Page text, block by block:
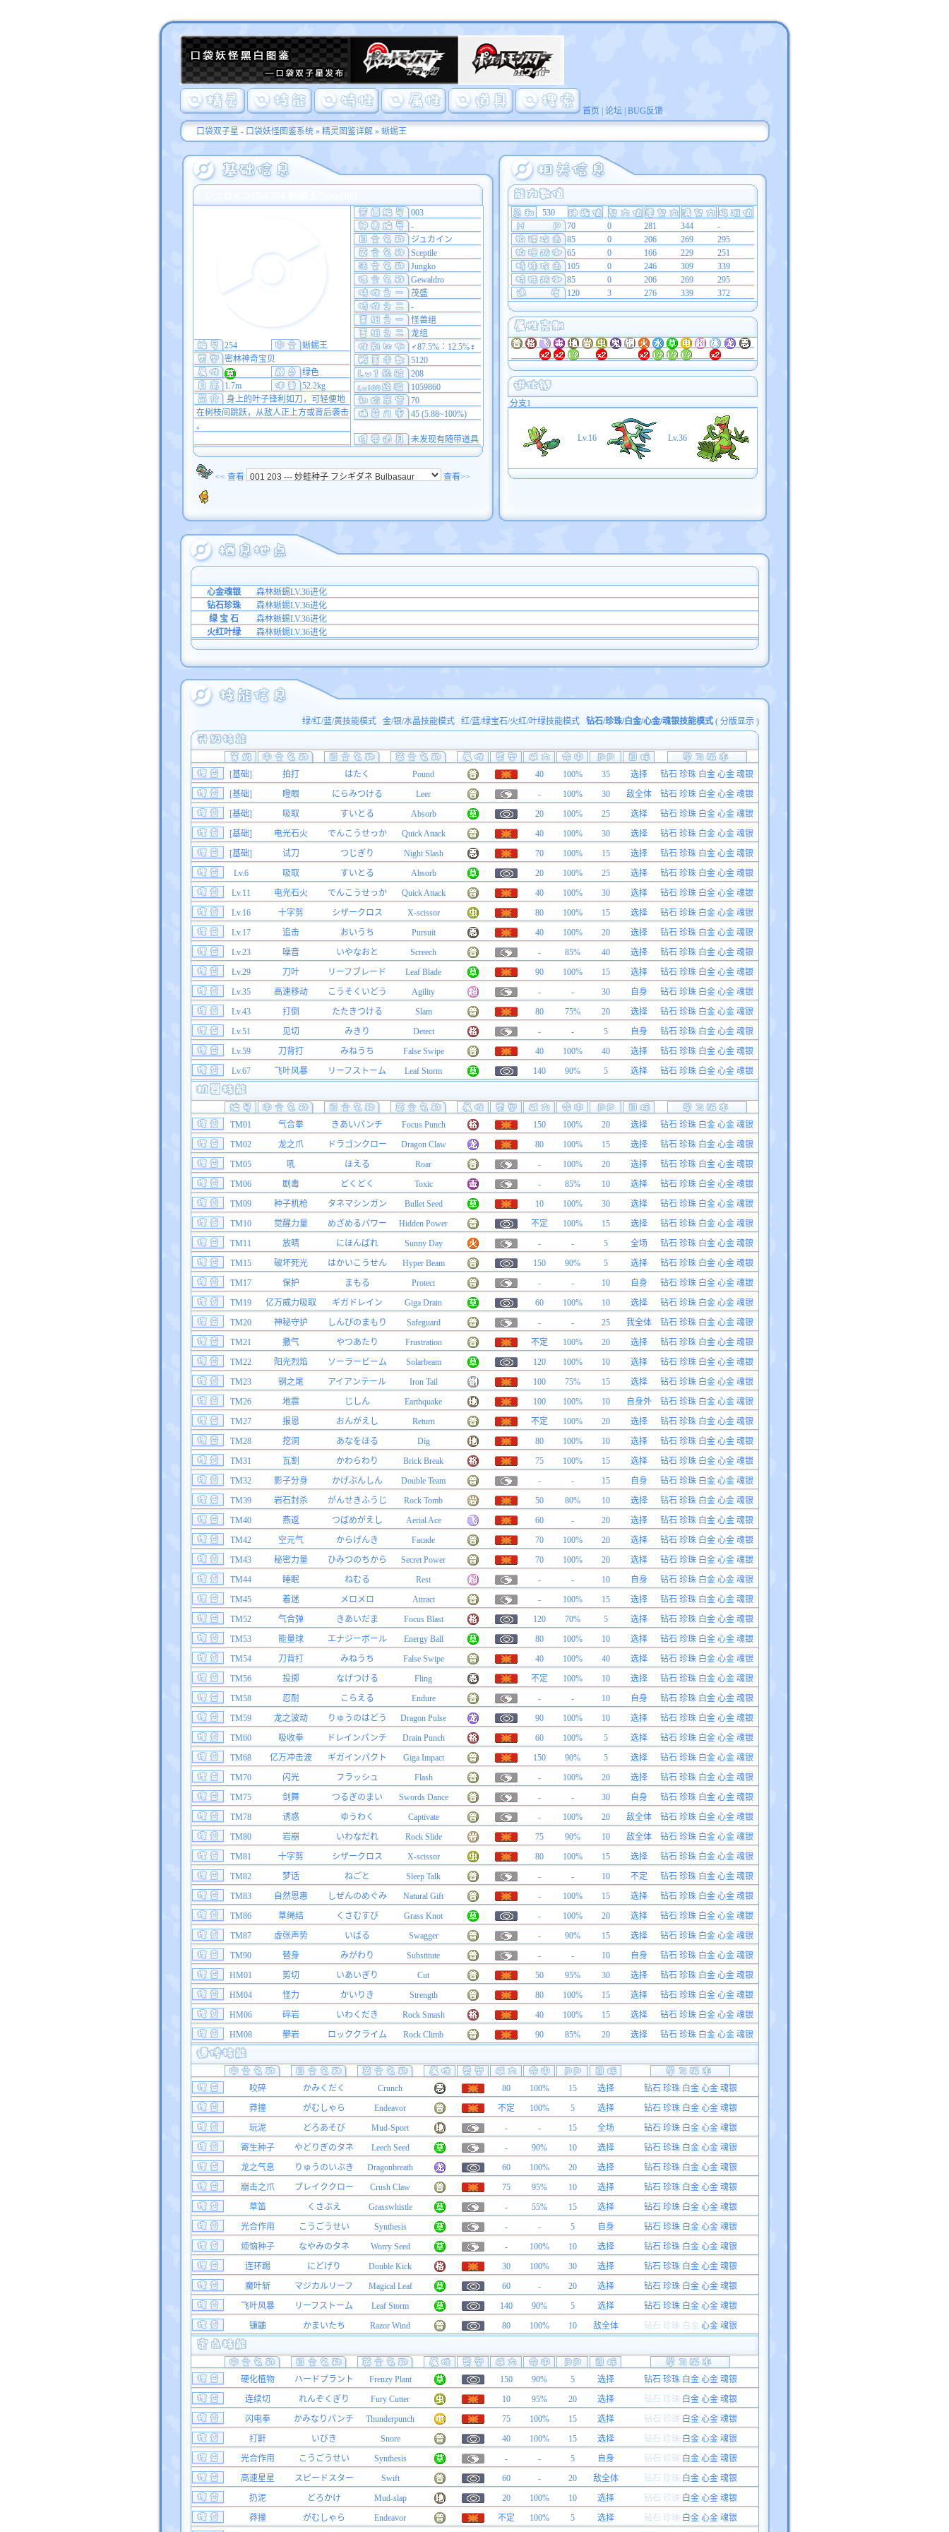
首页 论坛| BUG反馈
口袋双子星 - 口袋妖怪图鉴系统» 精灵图鉴详解» 蜥蜴王
003
-
ジュカイン
Sceptile
Jungko
Gewaldro
茂盛
-
怪兽组
龙组
♂87.5%∶12.5%♀
5120
208
1059860
70
45 (5.88~100%)
未发现有随带道具
254
蜥蜴王
密林神奇宝贝
绿色
1.7m
52.2kg
身上的叶子锋利如刀，可轻便地
在树枝间跳跃，从敌人正上方或背后袭击
。
<< 查看 查看>>
530
70
0 281 344
-
85
0 206 269
295
65
0 166 229
251
105
0 246 309
339
85
0 206 269
295
120
3 276 339 372
分支1
Lv.16 Lv.36
心金魂银
森林蜥蜴LV.36进化
钻石珍珠
森林蜥蜴LV.36进化
绿 宝 石
森林蜥蜴LV.36进化
火红叶绿
森林蜥蜴LV.36进化
绿/红/蓝/黄技能模式 金/银/水晶技能模式 红/蓝/绿宝石/火红/叶绿技能模式 钻石/珍珠/白金/心金/魂银技能模式( 分版显示)
[基础] 拍打 はたく Pound 40 100% 35 选择
钻石 珍珠 白金 心金 魂银
[基础]
瞪眼 にらみつける Leer - 100% 30 敌全体
钻石 珍珠 白金 心金 魂银
[基础]
吸取 すいとる Absorb 20 100% 25 选择
钻石 珍珠 白金 心金 魂银
[基础]
电光石火 でんこうせっか Quick Attack 40 100% 30 选择
钻石 珍珠 白金 心金 魂银
[基础]
试刀 つじぎり Night Slash 70 100% 15 选择
钻石 珍珠 白金 心金 魂银
Lv.6
吸取 すいとる Absorb 20 100% 25 选择
钻石 珍珠 白金 心金 魂银
Lv.11
电光石火 でんこうせっか Quick Attack 40 100% 30 选择
钻石 珍珠 白金 心金 魂银
Lv.16
十字剪 シザークロス X-scissor 80 100% 15 选择
钻石 珍珠 白金 心金 魂银
Lv.17
追击 おいうち Pursuit 40 100% 20 选择
钻石 珍珠 白金 心金 魂银
Lv.23
噪音 いやなおと Screech - 85% 40 选择
钻石 珍珠 白金 心金 魂银
Lv.29
刀叶 リーフブレード Leaf Blade 90 100% 15 选择
钻石 珍珠 白金 心金 魂银
Lv.35
高速移动 こうそくいどう Agility - - 30 自身
钻石 珍珠 白金 心金 魂银
Lv.43
打倒 たたきつける Slam 80 75% 20 选择
钻石 珍珠 白金 心金 魂银
Lv.51
见切 みきり Detect - - 5 自身
钻石 珍珠 白金 心金 魂银
Lv.59
刀背打 みねうち False Swipe 40 100% 40 选择
钻石 珍珠 白金 心金 魂银
Lv.67
飞叶风暴 リーフストーム Leaf Storm 140 90% 5 选择 钻石 珍珠 白金 心金 魂银
TM01 气合拳 きあいパンチ Focus Punch 150 100% 20 选择
钻石 珍珠 白金 心金 魂银
TM02
龙之爪 ドラゴンクロー Dragon Claw 80 100% 15 选择
钻石 珍珠 白金 心金 魂银
TM05
吼 ほえる Roar - 100% 20 选择
钻石 珍珠 白金 心金 魂银
TM06
剧毒 どくどく Toxic - 85% 10 选择
钻石 珍珠 白金 心金 魂银
TM09
种子机枪 タネマシンガン Bullet Seed 10 100% 30 选择
钻石 珍珠 白金 心金 魂银
TM10
觉醒力量 めざめるパワー Hidden Power 不定 100% 15 选择
钻石 珍珠 白金 心金 魂银
TM11
放晴 にほんばれ Sunny Day - - 5 全场
钻石 珍珠 白金 心金 魂银
TM15
破坏死光 はかいこうせん Hyper Beam 150 90% 5 选择
钻石 珍珠 白金 心金 魂银
TM17
保护 まもる Protect - - 10 自身
钻石 珍珠 白金 心金 魂银
TM19
亿万威力吸取 ギガドレイン Giga Drain 60 100% 10 选择
钻石 珍珠 白金 心金 魂银
TM20
神秘守护 しんぴのまもり Safeguard - - 25 我全体
钻石 珍珠 白金 心金 魂银
TM21
撒气 やつあたり Frustration 不定 100% 20 选择
钻石 珍珠 白金 心金 魂银
TM22
阳光烈焰 ソーラービーム Solarbeam 120 100% 10 选择
钻石 珍珠 白金 心金 魂银
TM23
钢之尾 アイアンテール Iron Tail 100 75% 15 选择
钻石 珍珠 白金 心金 魂银
TM26
地震 じしん Earthquake 100 100% 10 自身外
钻石 珍珠 白金 心金 魂银
TM27
报恩 おんがえし Return 不定 100% 20 选择
钻石 珍珠 白金 心金 魂银
TM28
挖洞 あなをほる Dig 80 100% 10 选择
钻石 珍珠 白金 心金 魂银
TM31
瓦割 かわらわり Brick Break 75 100% 15 选择
钻石 珍珠 白金 心金 魂银
TM32
影子分身 かげぶんしん Double Team - - 15 自身
钻石 珍珠 白金 心金 魂银
TM39
岩石封杀 がんせきふうじ Rock Tomb 50 80% 10 选择
钻石 珍珠 白金 心金 魂银
TM40
燕返 つばめがえし Aerial Ace 60 - 20 选择
钻石 珍珠 白金 心金 魂银
TM42
空元气 からげんき Facade 70 100% 20 选择
钻石 珍珠 白金 心金 魂银
TM43
秘密力量 ひみつのちから Secret Power 70 100% 20 选择
钻石 珍珠 白金 心金 魂银
TM44
睡眠 ねむる Rest - - 10 自身
钻石 珍珠 白金 心金 魂银
TM45
着迷 メロメロ Attract - 100% 15 选择
钻石 珍珠 白金 心金 魂银
TM52
气合弹 きあいだま Focus Blast 120 70% 5 选择
钻石 珍珠 白金 心金 魂银
TM53
能量球 エナジーボール Energy Ball 80 100% 10 选择
钻石 珍珠 白金 心金 魂银
TM54
刀背打 みねうち False Swipe 40 100% 40 选择
钻石 珍珠 白金 心金 魂银
TM56
投掷 なげつける Fling 不定 100% 10 选择
钻石 珍珠 白金 心金 魂银
TM58
忍耐 こらえる Endure - - 10 自身
钻石 珍珠 白金 心金 魂银
TM59
龙之波动 りゅうのはどう Dragon Pulse 90 100% 10 选择
钻石 珍珠 白金 心金 魂银
TM60
吸收拳 ドレインパンチ Drain Punch 60 100% 5 选择
钻石 珍珠 白金 心金 魂银
TM68
亿万冲击波 ギガインパクト Giga Impact 150 90% 5 选择
钻石 珍珠 白金 心金 魂银
TM70
闪光 フラッシュ Flash - 100% 20 选择
钻石 珍珠 白金 心金 魂银
TM75
剑舞 つるぎのまい Swords Dance - - 30 自身
钻石 珍珠 白金 心金 魂银
TM78
诱惑 ゆうわく Captivate - 100% 20 敌全体
钻石 珍珠 白金 心金 魂银
TM80
岩崩 いわなだれ Rock Slide 75 90% 10 敌全体
钻石 珍珠 白金 心金 魂银
TM81
十字剪 シザークロス X-scissor 80 100% 15 选择
钻石 珍珠 白金 心金 魂银
TM82
梦话 ねごと Sleep Talk - - 10 不定
钻石 珍珠 白金 心金 魂银
TM83
自然恩惠 しぜんのめぐみ Natural Gift - 100% 15 选择
钻石 珍珠 白金 心金 魂银
TM86
草绳结 くさむすび Grass Knot - 100% 20 选择
钻石 珍珠 白金 心金 魂银
TM87
虚张声势 いばる Swagger - 90% 15 选择
钻石 珍珠 白金 心金 魂银
TM90
替身 みがわり Substitute - - 10 自身
钻石 珍珠 白金 心金 魂银
HM01
剪切 いあいぎり Cut 50 95% 30 选择
钻石 珍珠 白金 心金 魂银
HM04
怪力 かいりき Strength 80 100% 15 选择
钻石 珍珠 白金 心金 魂银
HM06
碎岩 いわくだき Rock Smash 40 100% 15 选择
钻石 珍珠 白金 心金 魂银
HM08
攀岩 ロッククライム Rock Climb 90 85% 20 选择 钻石 珍珠 白金 心金 魂银
咬碎 かみくだく Crunch 80 100% 15 选择
钻石 珍珠 白金 心金 魂银
莽撞
がむしゃら Endeavor 不定 100% 5 选择
钻石 珍珠 白金 心金 魂银
玩泥
どろあそび Mud-Sport - - 15 全场
钻石 珍珠 白金 心金 魂银
寄生种子
やどりぎのタネ Leech Seed - 90% 10 选择
钻石 珍珠 白金 心金 魂银
龙之气息
りゅうのいぶき Dragonbreath 60 100% 20 选择
钻石 珍珠 白金 心金 魂银
崩击之爪
ブレイククロー Crush Claw 75 95% 10 选择
钻石 珍珠 白金 心金 魂银
草笛
くさぶえ Grasswhistle - 55% 15 选择
钻石 珍珠 白金 心金 魂银
光合作用
こうごうせい Synthesis - - 5 自身
钻石 珍珠 白金 心金 魂银
烦恼种子
なやみのタネ Worry Seed - 100% 10 选择
钻石 珍珠 白金 心金 魂银
连环踢
にどげり Double Kick 30 100% 30 选择
钻石 珍珠 白金 心金 魂银
魔叶斩
マジカルリーフ Magical Leaf 60 - 20 选择
钻石 珍珠 白金 心金 魂银
飞叶风暴
リーフストーム Leaf Storm 140 90% 5 选择
钻石 珍珠 白金 心金 魂银
镰鼬
かまいたち Razor Wind 80 100% 10 敌全体 钻石 珍珠 白金 心金 魂银
硬化植物 ハードプラント Frenzy Plant 150 90% 5 选择
钻石 珍珠 白金 心金 魂银
连续切
れんぞくぎり Fury Cutter 10 95% 20 选择 钻石 珍珠 白金 心金 魂银
闪电拳
かみなりパンチ Thunderpunch 75 100% 15 选择 钻石 珍珠 白金 心金 魂银
打鼾
いびき Snore 40 100% 15 选择 钻石 珍珠 白金 心金 魂银
光合作用
こうごうせい Synthesis - - 5 自身 钻石 珍珠 白金 心金 魂银
高速星星
スピードスター Swift 60 - 20 敌全体 钻石 珍珠 白金 心金 魂银
扔泥
どろかけ Mud-slap 20 100% 10 选择 钻石 珍珠 白金 心金 魂银
莽撞
がむしゃら Endeavor 不定 100% 5 选择 钻石 珍珠 白金 心金 魂银